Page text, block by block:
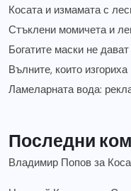
Косата и измамата с
Стъклени момичета и
Богатите маски не
Вълните, които
Ламеларната вода:
Последни
Владимир Попов за